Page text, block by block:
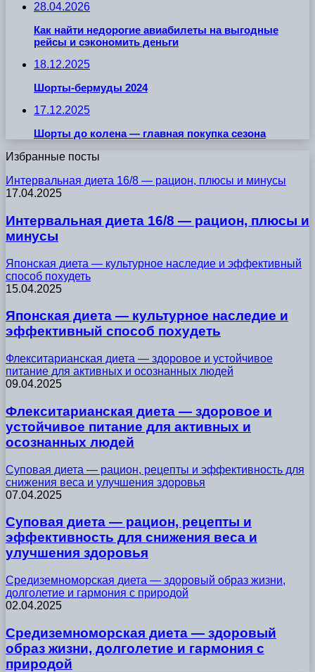
28.04.2026
Как найти недорогие авиабилеты на выгодные
рейсы и сэкономить деньги
18.12.2025
Шорты-бермуды 2024
17.12.2025
Шорты до колена — главная покупка сезона
Избранные посты
Интервальная диета 16/8 — рацион, плюсы и минусы
17.04.2025
Интервальная диета 16/8 — рацион, плюсы и
минусы
Японская диета — культурное наследие и эффективный
способ похудеть
15.04.2025
Японская диета — культурное наследие и
эффективный способ похудеть
Флекситарианская диета — здоровое и устойчивое
питание для активных и осознанных людей
09.04.2025
Флекситарианская диета — здоровое и
устойчивое питание для активных и
осознанных людей
Суповая диета — рацион, рецепты и эффективность для
снижения веса и улучшения здоровья
07.04.2025
Суповая диета — рацион, рецепты и
эффективность для снижения веса и
улучшения здоровья
Средиземноморская диета — здоровый образ жизни,
долголетие и гармония с природой
02.04.2025
Средиземноморская диета — здоровый
образ жизни, долголетие и гармония с
природой